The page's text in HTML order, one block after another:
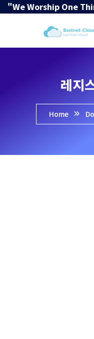
"We Worship One
레지
Home